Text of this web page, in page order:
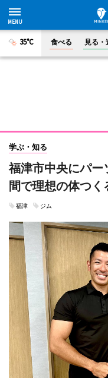
35°C 食べる 見る・
学ぶ・知る
福津市中央にパ
間で理想の体つく
福津 ジム